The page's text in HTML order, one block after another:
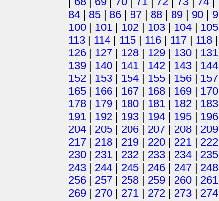
84 | 85 | 86 | 87 | 88 | 89 | 90 |
100 | 101 | 102 | 103 | 104 | 105
113 | 114 | 115 | 116 | 117 | 118
126 | 127 | 128 | 129 | 130 | 131
139 | 140 | 141 | 142 | 143 | 144
152 | 153 | 154 | 155 | 156 | 157
165 | 166 | 167 | 168 | 169 | 170
178 | 179 | 180 | 181 | 182 | 183
191 | 192 | 193 | 194 | 195 | 196
204 | 205 | 206 | 207 | 208 | 209
217 | 218 | 219 | 220 | 221 | 222
230 | 231 | 232 | 233 | 234 | 235
243 | 244 | 245 | 246 | 247 | 248
256 | 257 | 258 | 259 | 260 | 261
269 | 270 | 271 | 272 | 273 | 274